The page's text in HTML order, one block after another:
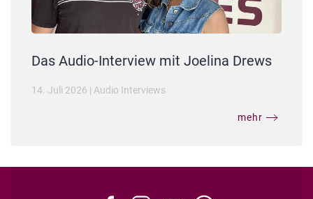
Das Audio-Interview mit Joelina Drews
14. Juli 2026 | Audio Interviews
mehr